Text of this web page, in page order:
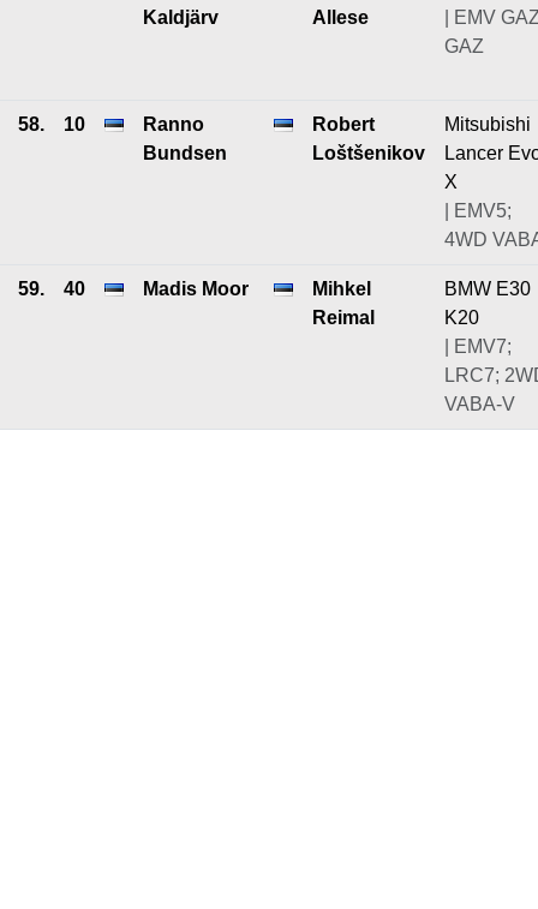
Kaldjärv
Allese
| EMV
GAZ
58. 10
Ranno
Bundsen
Robert
Loštšenikov
Mitsubishi
Lancer
X
| EMV5;
4WD
59. 40 Madis Moor
Mihkel
Reimal
BMW E30
K20
| EMV7;
LRC7;
VABA-V